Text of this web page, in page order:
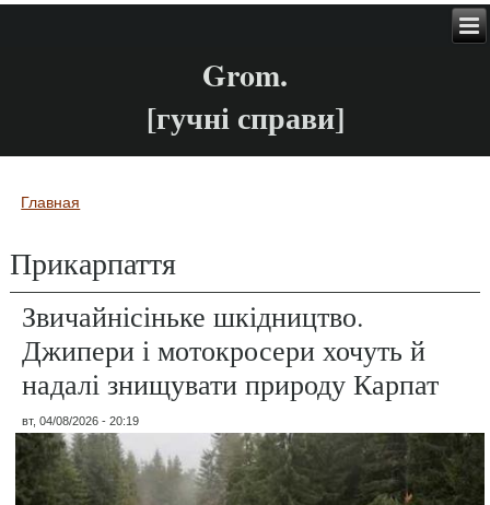
Grom.
[гучні справи]
Вы здесь
Главная
Прикарпаття
Звичайнісіньке шкідництво.
Джипери і мотокросери хочуть й
надалі знищувати природу Карпат
вт, 04/08/2026 - 20:19